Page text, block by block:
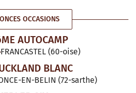
OCCASIONS
AUTOCAMP
FRANCASTEL (60-oise)
BLANC
EN-BELIN (72-sarthe)